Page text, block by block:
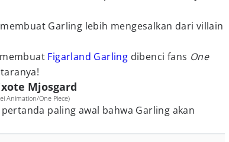
Garling lebih mengesalkan dari villain
Figarland Garling dibenci fans One
Mjosgard
Animation/One Piece)
paling awal bahwa Garling akan